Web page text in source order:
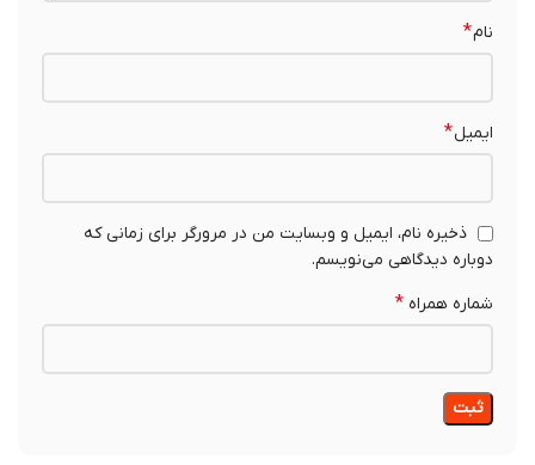
ایمیل*
ذخیره نام، ایمیل و وبسایت من در مرورگر برای زمانی که
دوباره دیدگاهی می‌نویسم.
شماره همراه*